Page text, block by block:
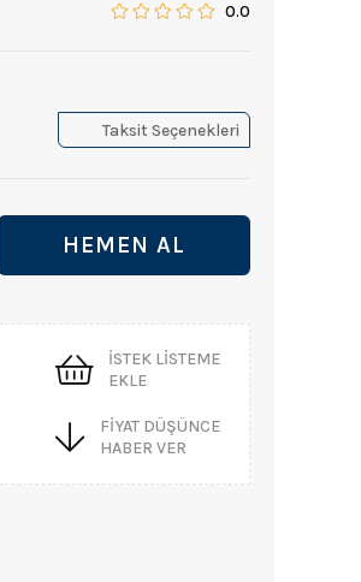
0.0
Taksit Seçenekleri
İSTEK LISTEME
EKLE
FIYAT DÜŞÜNCE
HABER VER